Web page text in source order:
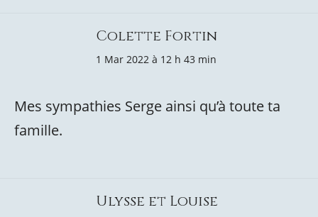
Colette Fortin
1 Mar 2022 à 12 h 43 min
Mes sympathies Serge ainsi qu’à toute ta
famille.
Ulysse et Louise